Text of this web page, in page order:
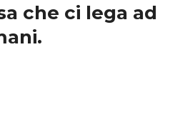
che ci lega ad